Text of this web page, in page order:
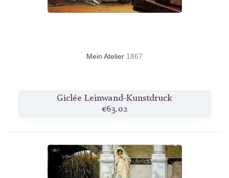
Mein Atelier 1867
Giclée Leinwand-Kunstdruck
€63.02